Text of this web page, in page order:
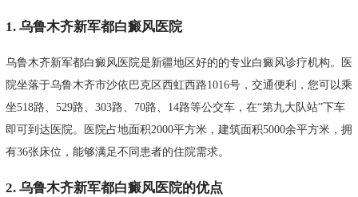
1. 乌鲁木齐新军都白癜风医院
乌鲁木齐新军都白癜风医院是新疆地区好的的专业白癜风诊疗机构。医
院坐落于乌鲁木齐市沙依巴克区西虹西路1016号，交通便利，您可以乘
坐518路、529路、303路、70路、14路等公交车，在“第九大队站”下车
即可到达医院。医院占地面积2000平方米，建筑面积5000余平方米，拥
有36张床位，能够满足不同患者的住院需求。
2. 乌鲁木齐新军都白癜风医院的优点